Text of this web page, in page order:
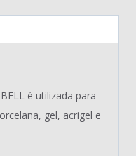
é utilizada para
gel, acrigel e